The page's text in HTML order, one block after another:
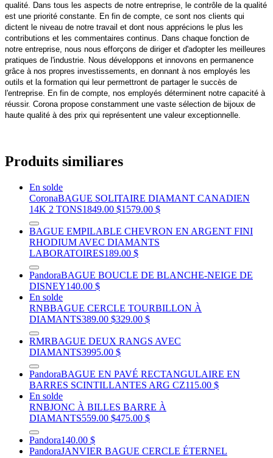
qualité. Dans tous les aspects de notre entreprise, le contrôle de la qualité
est une priorité constante. En fin de compte, ce sont nos clients qui
dictent le niveau de notre travail et dont nous apprécions le plus les
contributions et les commentaires continus. Dans chaque fonction de
notre entreprise, nous nous efforçons de diriger et d'adopter les meilleures
pratiques de l'industrie. Nous développons et innovons en permanence
grâce à nos propres investissements, en donnant à nos employés les
outils et la formation qui leur permettront de partager le succès de
l'entreprise. En fin de compte, nos employés déterminent notre capacité à
réussir. Corona propose constamment une vaste sélection de bijoux de
haute qualité à des prix qui représentent une valeur exceptionnelle.
Produits similiares
En solde
CoronaBAGUE SOLITAIRE DIAMANT CANADIEN
14K 2 TONS1849.00 $1579.00 $
BAGUE EMPILABLE CHEVRON EN ARGENT FINI
RHODIUM AVEC DIAMANTS
LABORATOIRES189.00 $
PandoraBAGUE BOUCLE DE BLANCHE-NEIGE DE
DISNEY140.00 $
En solde
RNBBAGUE CERCLE TOURBILLON À
DIAMANTS389.00 $329.00 $
RMRBAGUE DEUX RANGS AVEC
DIAMANTS3995.00 $
PandoraBAGUE EN PAVÉ RECTANGULAIRE EN
BARRES SCINTILLANTES ARG CZ115.00 $
En solde
RNBJONC À BILLES BARRE À
DIAMANTS559.00 $475.00 $
Pandora140.00 $
PandoraJANVIER BAGUE CERCLE ÉTERNEL